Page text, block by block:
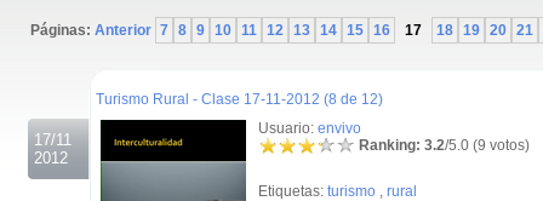
Páginas: Anterior 7 8 9 10 11 12 13 14 15 16 17 18 19 20 21
17/11
2012
Turismo Rural - Clase 17-11-2012 (8 de 12)
Usuario: envivo
Ranking: 3.2/5.0 (9 votos)
Etiquetas: turismo , rural